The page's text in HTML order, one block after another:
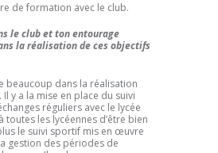
de formation avec le club.
le club et ton entourage
la réalisation de ces objectifs
beaucoup dans la réalisation
y a la mise en place du suivi
réguliers avec le lycée
toutes les lycéennes d’être bien
le suivi sportif mis en œuvre
gestion des périodes de